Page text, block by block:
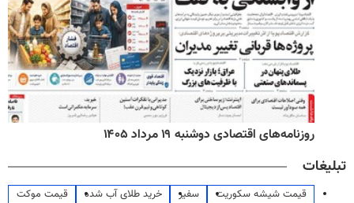
روزنامه‌های اقتصادی دوشنبه ۱۹ مرداد ۱۴۰۵
تبلیغات
قیمت شیشه سکوریت سفیر خرید طلای آب شده
قیمت موکت